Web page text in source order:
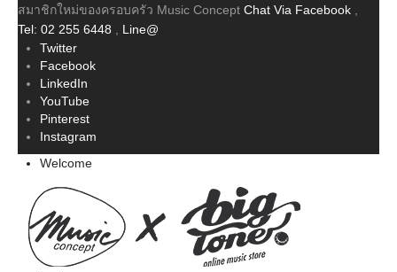
สมาชิกใหม่ของครอบครัว Music Concept Chat Via Facebook
Tel: 02 255 6448
Line@
Twitter
Facebook
LinkedIn
YouTube
Pinterest
Instagram
Welcome